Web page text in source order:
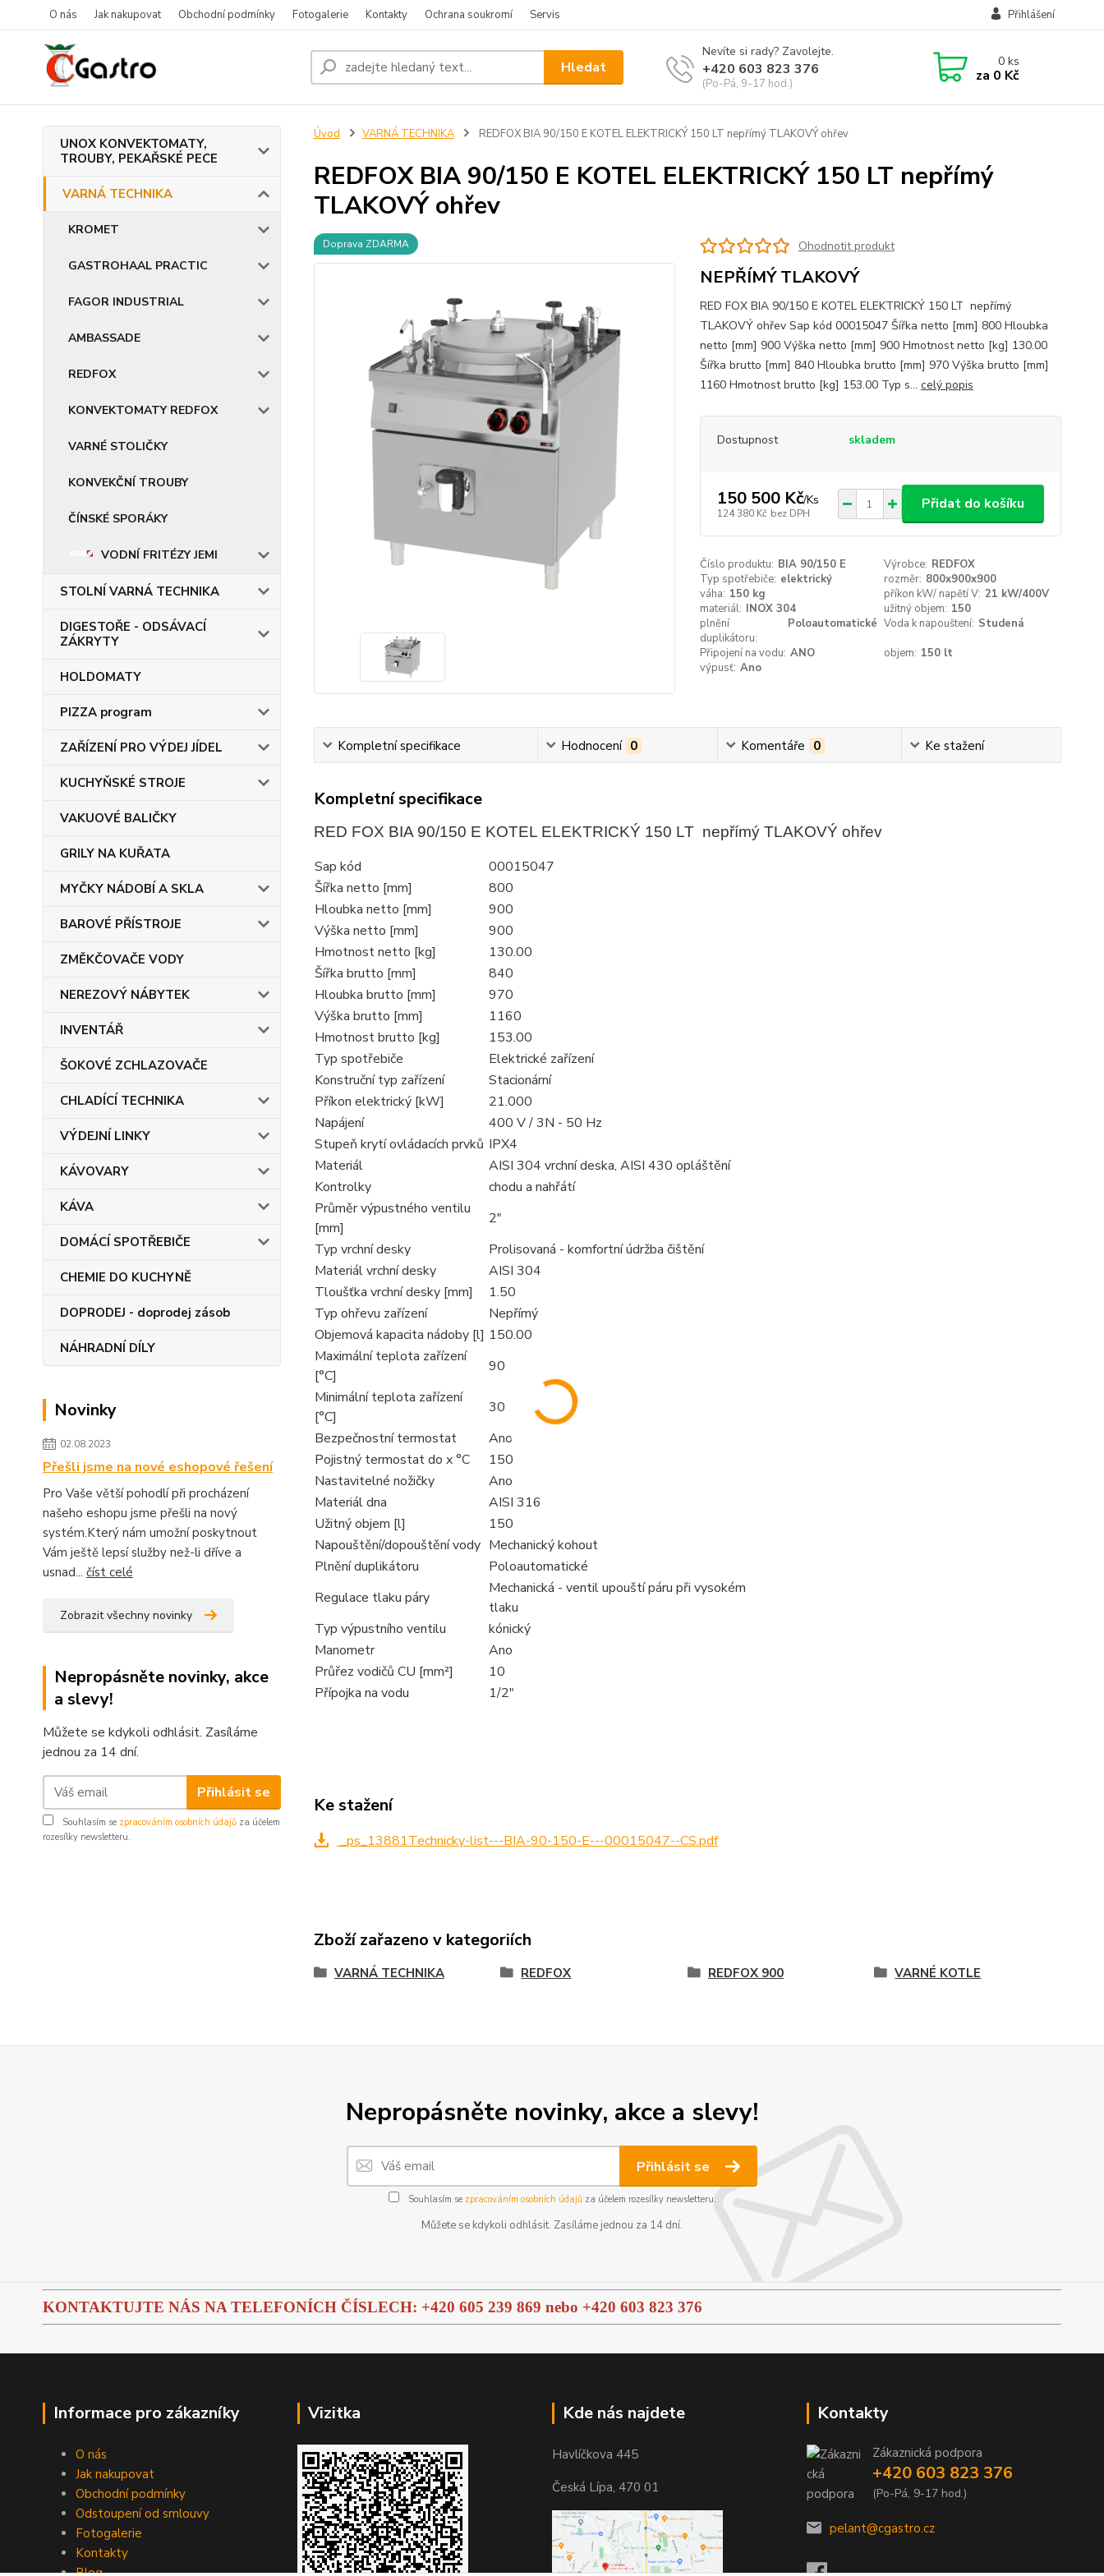
O nás Jak nakupovat Obchodní podmínky Fotogalerie Kontakty Ochrana soukromí Servis Přihlášení
Hledat
Nevíte si rady? Zavolejte.
+420 603 823 376
(Po-Pá, 9-17 hod.)
0ks
za 0 Kč
UNOX KONVEKTOMATY,
TROUBY, PEKAŘSKÉ PECE
VARNÁ TECHNIKA
KROMET
GASTROHAAL PRACTIC
FAGOR INDUSTRIAL
AMBASSADE
REDFOX
KONVEKTOMATY REDFOX
VARNÉ STOLIČKY
KONVEKČNÍ TROUBY
ČÍNSKÉ SPORÁKY
VODNÍ FRITÉZY JEMI
STOLNÍ VARNÁ TECHNIKA
DIGESTOŘE - ODSÁVACÍ
ZÁKRYTY
HOLDOMATY
PIZZA program
ZAŘÍZENÍ PRO VÝDEJ JÍDEL
KUCHYŇSKÉ STROJE
VAKUOVÉ BALIČKY
GRILY NA KUŘATA
MYČKY NÁDOBÍ A SKLA
BAROVÉ PŘÍSTROJE
ZMĚKČOVAČE VODY
NEREZOVÝ NÁBYTEK
INVENTÁŘ
ŠOKOVÉ ZCHLAZOVAČE
CHLADÍCÍ TECHNIKA
VÝDEJNÍ LINKY
KÁVOVARY
KÁVA
DOMÁCÍ SPOTŘEBIČE
CHEMIE DO KUCHYNĚ
DOPRODEJ - doprodej zásob
NÁHRADNÍ DÍLY
Novinky
02.08.2023
Přešli jsme na nové eshopové řešení
Pro Vaše větší pohodlí při procházení
našeho eshopu jsme přešli na nový
systém.Který nám umožní poskytnout
Vám ještě lepsí služby než-li dříve a
usnad... číst celé
Zobrazit všechny novinky
Nepropásněte novinky, akce
a slevy!
Můžete se kdykoli odhlásit. Zasíláme
jednou za 14 dní.
Přihlásit se
Souhlasím se zpracováním osobních údajů za účelem
rozesílky newsletteru.
Úvod VARNÁ TECHNIKA REDFOX BIA 90/150 E KOTEL ELEKTRICKÝ 150 LT nepřímý TLAKOVÝ ohřev
REDFOX BIA 90/150 E KOTEL ELEKTRICKÝ 150 LT nepřímý
TLAKOVÝ ohřev
Doprava ZDARMA Ohodnotit produkt
NEPŘÍMÝ TLAKOVÝ
RED FOX BIA 90/150 E KOTEL ELEKTRICKÝ 150 LT nepřímý
TLAKOVÝ ohřev Sap kód 00015047 Šířka netto [mm] 800 Hloubka
netto [mm] 900 Výška netto [mm] 900 Hmotnost netto [kg] 130.00
Šířka brutto [mm] 840 Hloubka brutto [mm] 970 Výška brutto [mm]
1160 Hmotnost brutto [kg] 153.00 Typ s... celý popis
Dostupnost skladem
150 500 Kč/Ks
124 380 Kč bez DPH
Přidat do košíku
Číslo produktu: BIA 90/150 E Výrobce: REDFOX
Typ spotřebiče: elektrický rozměr: 800x900x900
váha: 150 kg příkon kW/ napětí V: 21 kW/400V
materiál: INOX 304 užitný objem: 150
plnění
duplikátoru:
Poloautomatické Voda k napouštení: Studená
Připojení na vodu: ANO objem: 150 lt
výpusť: Ano
Kompletní specifikace Hodnocení 0 Komentáře 0 Ke stažení
Kompletní specifikace
RED FOX BIA 90/150 E KOTEL ELEKTRICKÝ 150 LT nepřímý TLAKOVÝ ohřev
Sap kód
00015047
Šířka netto [mm]
800
Hloubka netto [mm]
900
Výška netto [mm]
900
Hmotnost netto [kg]
130.00
Šířka brutto [mm]
840
Hloubka brutto [mm]
970
Výška brutto [mm]
1160
Hmotnost brutto [kg]
153.00
Typ spotřebiče
Elektrické zařízení
Konstruční typ zařízení
Stacionární
Příkon elektrický [kW]
21.000
Napájení
400 V / 3N - 50 Hz
Stupeň krytí ovládacích prvků IPX4
Materiál
AISI 304 vrchní deska, AISI 430 opláštění
Kontrolky
chodu a nahřátí
Průměr výpustného ventilu
[mm]
2"
Typ vrchní desky
Prolisovaná - komfortní údržba čištění
Materiál vrchní desky
AISI 304
Tloušťka vrchní desky [mm]
1.50
Typ ohřevu zařízení
Nepřímý
Objemová kapacita nádoby [l] 150.00
Maximální teplota zařízení
[°C]
90
Minimální teplota zařízení
[°C]
30
Bezpečnostní termostat
Ano
Pojistný termostat do x °C
150
Nastavitelné nožičky
Ano
Materiál dna
AISI 316
Užitný objem [l]
150
Napouštění/dopouštění vody Mechanický kohout
Plnění duplikátoru
Poloautomatické
Regulace tlaku páry
Mechanická - ventil upouští páru při vysokém
tlaku
Typ výpustního ventilu
kónický
Manometr
Ano
Průřez vodičů CU [mm²]
10
Přípojka na vodu
1/2"
Ke stažení
_ps_13881Technicky-list---BIA-90-150-E---00015047--CS.pdf
Zboží zařazeno v kategoriích
VARNÁ TECHNIKA REDFOX REDFOX 900 VARNÉ KOTLE
Nepropásněte novinky, akce a slevy!
Přihlásit se
Souhlasím se zpracováním osobních údajůza účelem rozesílky newsletteru.
Můžete se kdykoli odhlásit. Zasíláme jednou za 14 dní.
KONTAKTUJTE NÁS NA TELEFONÍCH ČÍSLECH: +420 605 239 869 nebo +420 603 823 376
Informace pro zákazníky
O nás
Jak nakupovat
Obchodní podmínky
Odstoupení od smlouvy
Fotogalerie
Kontakty
Blog
Vizitka Kde nás najdete
Havlíčkova 445
Česká Lípa, 470 01
Kontakty
Zákaznická podpora
+420 603 823 376
(Po-Pá, 9-17 hod.)
pelant@cgastro.cz